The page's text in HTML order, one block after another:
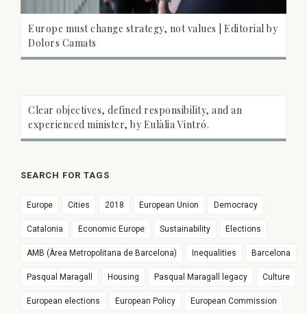
Europe must change strategy, not values | Editorial by
Dolors Camats
Clear objectives, defined responsibility, and an
experienced minister, by Eulàlia Vintró.
SEARCH FOR TAGS
Europe Cities 2018 European Union Democracy
Catalonia Economic Europe Sustainability Elections
AMB (Àrea Metropolitana de Barcelona) Inequalities Barcelona
Pasqual Maragall Housing Pasqual Maragall legacy Culture
European elections European Policy European Commission